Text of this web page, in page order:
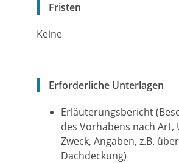
Fristen
Keine
Erforderliche Unterlagen
Erläuterungsbericht
des Vorhabens nach Art,
Zweck, Angaben, z.B.
Dachdeckung)